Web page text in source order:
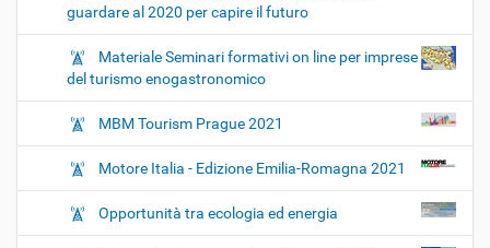
guardare al 2020 per capire il futuro
Materiale Seminari formativi on line per imprese
del turismo enogastronomico
MBM Tourism Prague 2021
Motore Italia - Edizione Emilia-Romagna 2021
Opportunità tra ecologia ed energia